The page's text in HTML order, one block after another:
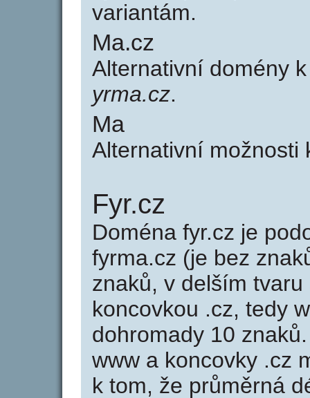
variantám.
Ma.cz
Alternativní domény
yrma.cz.
Ma
Alternativní možnosti
Fyr.cz
Doména fyr.cz je
fyrma.cz (je bez
znaků, v delším
koncovkou .cz, tedy
dohromady 10
www a koncovky .cz
k tom, že průměrná